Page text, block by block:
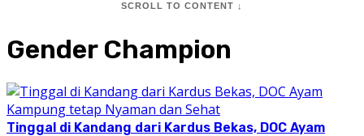
SCROLL TO CONTENT ↓
Gender Champion
Tinggal di Kandang dari Kardus Bekas, DOC Ayam